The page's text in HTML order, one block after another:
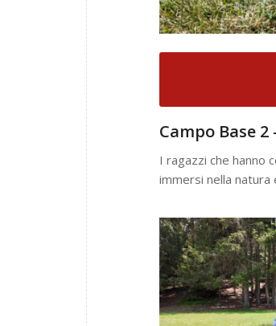
Campo Base
I ragazzi che hanno
immersi nella natura